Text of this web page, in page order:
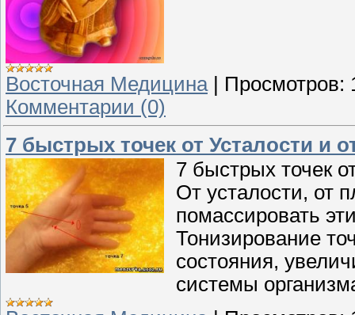
Восточная Медицина| Просмотров:
Комментарии (0)
7 быстрых точек от Усталости и
7 быстрых точек
От усталости, от
помассировать
Тонизирование
состояния,
системы